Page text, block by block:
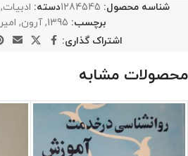
شناسه محصول: 1284545دسته: ادبیات,
برچسب: 1395
, آرون,
اشتراک گذاری:
محصولات مشابه